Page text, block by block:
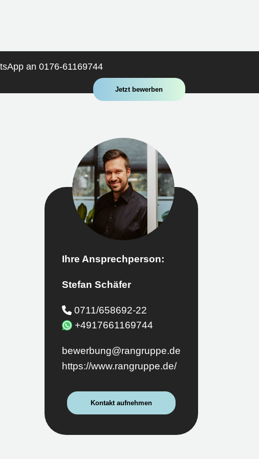
an 0176-61169744
Jetzt bewerben
Ihre Ansprechperson:
Stefan Schäfer
0711/658692-22
+4917661169744
bewerbung@rangruppe.de
https://www.rangruppe.de/
Kontakt aufnehmen